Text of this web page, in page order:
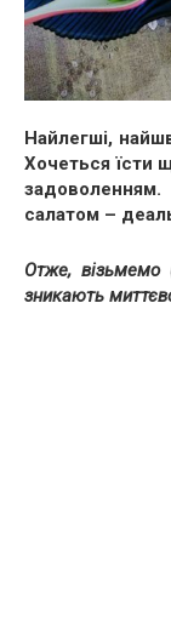
Найлегші,
Хочеться їсти
салатом –
Отже, візьмемо
зникають